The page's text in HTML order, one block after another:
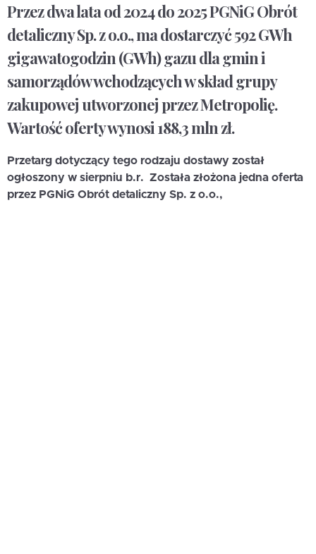
Przez dwa lata od 2024 do 2025 PGNiG Obrót
detaliczny Sp. z o.o., ma dostarczyć 592 GWh
gigawatogodzin (GWh) gazu dla gmin i
samorządów wchodzących w skład grupy
zakupowej utworzonej przez Metropolię.
Wartość oferty wynosi 188,3 mln zł.
Przetarg dotyczący tego rodzaju dostawy został
ogłoszony w sierpniu b.r. Została złożona jedna oferta
przez PGNiG Obrót detaliczny Sp. z o.o.,